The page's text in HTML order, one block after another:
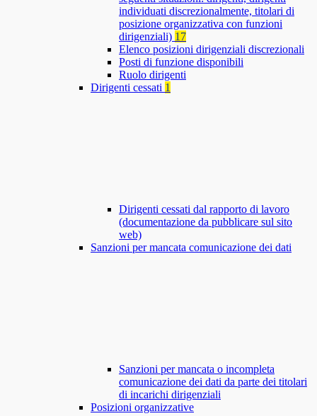
individuati discrezionalmente, titolari di
posizione organizzativa con funzioni
dirigenziali) 17
Elenco posizioni dirigenziali discrezionali
Posti di funzione disponibili
Ruolo dirigenti
Dirigenti cessati 1
Dirigenti cessati dal rapporto di lavoro
(documentazione da pubblicare sul sito
web)
Sanzioni per mancata comunicazione dei dati
Sanzioni per mancata o incompleta
comunicazione dei dati da parte dei titolari
di incarichi dirigenziali
Posizioni organizzative